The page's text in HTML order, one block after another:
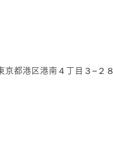
京都港区港南４丁目３−２８